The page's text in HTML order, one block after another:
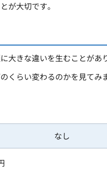
が大切です。
きな違いを生むことがあ
くらい変わるのかを見てみ
なし